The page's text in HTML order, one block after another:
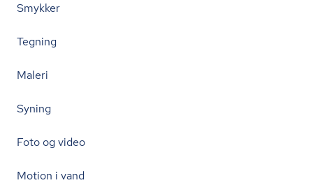
Smykker
Tegning
Maleri
Syning
Foto og video
Motion i vand